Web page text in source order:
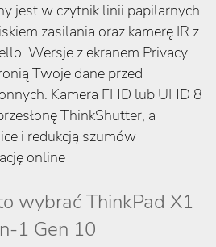
jest w czytnik linii papilarnych
zasilania oraz kamerę IR z
Wersje z ekranem Privacy
Twoje dane przed
Kamera FHD lub UHD 8
ThinkShutter, a
i redukcją szumów
online
wybrać ThinkPad X1
1 Gen 10